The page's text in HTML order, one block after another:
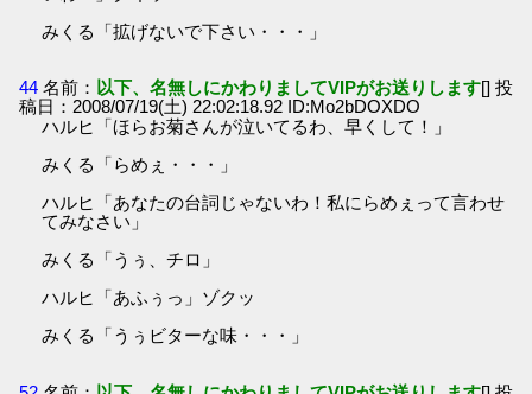
みくる「拡げないで下さい・・・」
44 名前： 以下、名無しにかわりましてVIPがお送りします[] 投
稿日：2008/07/19(土) 22:02:18.92 ID:Mo2bDOXDO
ハルヒ「ほらお菊さんが泣いてるわ、早くして！」
みくる「らめぇ・・・」
ハルヒ「あなたの台詞じゃないわ！私にらめぇって言わせ
てみなさい」
みくる「うぅ、チロ」
ハルヒ「あふぅっ」ゾクッ
みくる「うぅビターな味・・・」